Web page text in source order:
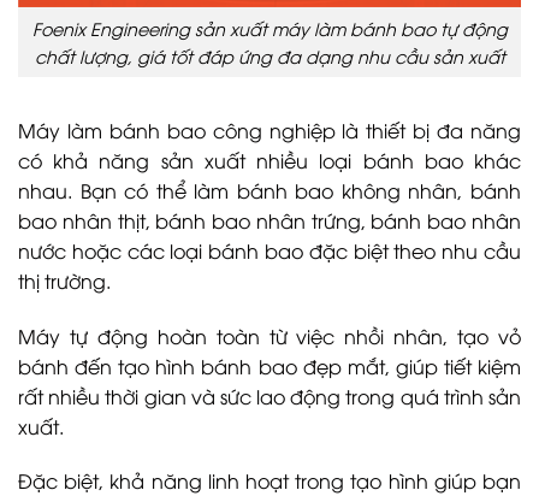
Foenix Engineering sản xuất máy làm bánh bao tự động
chất lượng, giá tốt đáp ứng đa dạng nhu cầu sản xuất
Máy làm bánh bao công nghiệp là thiết bị đa năng
có khả năng sản xuất nhiều loại bánh bao khác
nhau. Bạn có thể làm bánh bao không nhân, bánh
bao nhân thịt, bánh bao nhân trứng, bánh bao nhân
nước hoặc các loại bánh bao đặc biệt theo nhu cầu
thị trường.
Máy tự động hoàn toàn từ việc nhồi nhân, tạo vỏ
bánh đến tạo hình bánh bao đẹp mắt, giúp tiết kiệm
rất nhiều thời gian và sức lao động trong quá trình sản
xuất.
Đặc biệt, khả năng linh hoạt trong tạo hình giúp bạn